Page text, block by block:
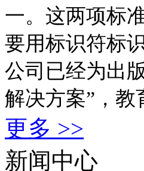
一。这两项标
要用标识符标
公司已经为出
解决方案”，
更多 >>
新闻中心